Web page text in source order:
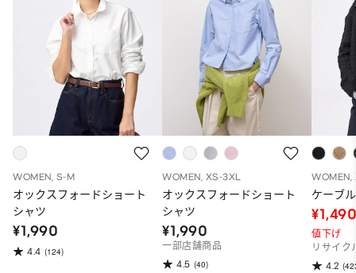
WOMEN, S-M
オックスフォードショート
シャツ
¥1,990
4.4 (124)
WOMEN, XS-3XL
オックスフォードショート
シャツ
¥1,990
一部店舗商品
4.5 (40)
WOMEN,
ケーブ
値下げ
リサイク
4.2